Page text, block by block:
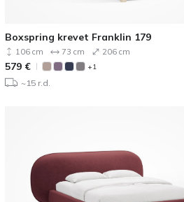
Boxspring krevet Franklin 179
106 cm 73 cm 206 cm
579 € +1
~15 r.d.